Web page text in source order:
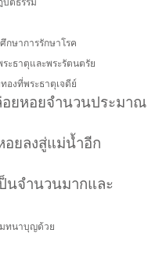
บัติธรรม
กษาการรักษาโรค
ะธาตุและพระรัตนตรัย
องที่พระธาตุเจดีย์
ยหอยจำนวนประมาณ
อยลงสู่แม่น้ำอีก
นจำนวนมากและ
มทนาบุญด้วย